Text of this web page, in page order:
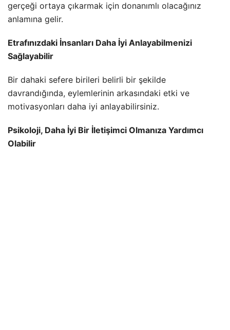
gerçeği ortaya çıkarmak için donanımlı olacağınız
anlamına gelir.
Etrafınızdaki İnsanları Daha İyi Anlayabilmenizi
Sağlayabilir
Bir dahaki sefere birileri belirli bir şekilde
davrandığında, eylemlerinin arkasındaki etki ve
motivasyonları daha iyi anlayabilirsiniz.
Psikoloji, Daha İyi Bir İletişimci Olmanıza Yardımcı
Olabilir